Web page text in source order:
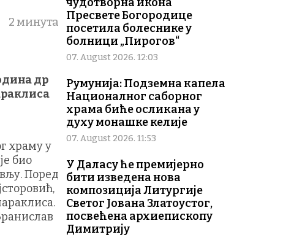
2 минута
др
храму у
био
Поред
Пресвете Богородице
посетила болеснике у
болници „Пирогов“
07. August 2026. 12:03
Румунија: Подземна капела
Националног саборног
храма биће осликана у
духу монашке келије
07. August 2026. 11:53
У Даласу ће премијерно
бити изведена нова
композиција Литургије
Светог Јована Златоустог,
посвећена архиепископу
Димитрију